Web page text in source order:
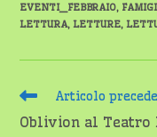
EVENTI_FEBBRAIO,
LETTURA, LETTURE,
Leggi
articoli
Articolo
Oblivion al Teatro